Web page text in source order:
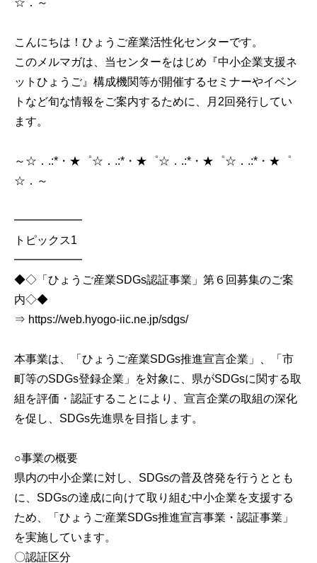
☆．～
こんにちは！ひょうご産業活性化センターです。
このメルマガは、当センターをはじめ『中小企業支援ネ
ットひょうご』構成機関等が開催するセミナーやイベン
トなど旬な情報をご案内するために、月2回発行してい
ます。
～☆．.:*・★゜☆．.:*・★゜☆．.:*・★゜☆．.:*・★゜
☆．～
━━━━━━
トピックス1
━━━━━━
◆◇「ひょうご産業SDGs認証事業」第６回募集のご案
内◇◆
⇒ https://web.hyogo-iic.ne.jp/sdgs/
本事業は、「ひょうご産業SDGs推進宣言企業」、「市
町等のSDGs登録企業」を対象に、県がSDGsに関する取
組を評価・認証することにより、宣言企業の取組の深化
を促し、SDGs先進県を目指します。
○事業の概要
県内の中小企業に対し、SDGsの普及啓発を行うととも
に、SDGsの達成に向けて取り組む中小企業を支援する
ため、「ひょうご産業SDGs推進宣言事業・認証事業」
を実施しています。
〇認証区分